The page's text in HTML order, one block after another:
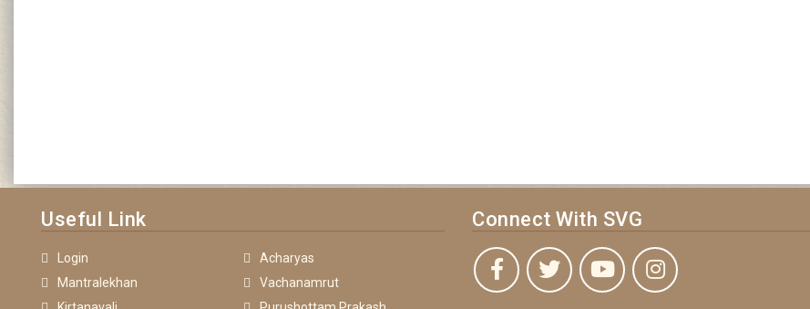
Useful Link
Login
Acharyas
Mantralekhan
Vachanamrut
Connect With SVG